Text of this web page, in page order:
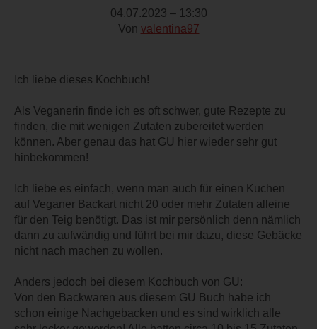
04.07.2023 – 13:30
Von valentina97
Ich liebe dieses Kochbuch!
Als Veganerin finde ich es oft schwer, gute Rezepte zu
finden, die mit wenigen Zutaten zubereitet werden
können. Aber genau das hat GU hier wieder sehr gut
hinbekommen!
Ich liebe es einfach, wenn man auch für einen Kuchen
auf Veganer Backart nicht 20 oder mehr Zutaten alleine
für den Teig benötigt. Das ist mir persönlich denn nämlich
dann zu aufwändig und führt bei mir dazu, diese Gebäcke
nicht nach machen zu wollen.
Anders jedoch bei diesem Kochbuch von GU:
Von den Backwaren aus diesem GU Buch habe ich
schon einige Nachgebacken und es sind wirklich alle